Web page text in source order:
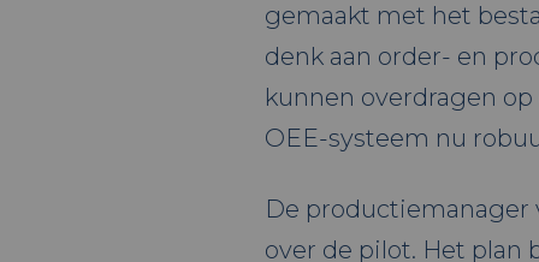
gemaakt met het
denk aan order- en
kunnen overdragen
OEE-systeem nu
De productiemanager
over de pilot. Het plan